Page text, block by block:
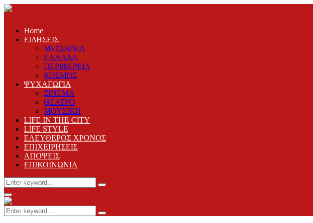
Home
ΕΙΔΗΣΕΙΣ
ΜΕΣΣΗΝΙΑ
ΕΛΛΑΔΑ
ΠΕΡΙΦΕΡΕΙΑ
ΚΟΣΜΟΣ
ΨΥΧΑΓΩΓΙΑ
ΣΙΝΕΜΑ
ΘΕΑΤΡΟ
ΜΟΥΣΙΚΗ
LIFE IN THE CITY
LIFE STYLE
ΕΛΕΥΘΕΡΟΣ ΧΡΟΝΟΣ
ΕΠΙΧΕΙΡΗΣΕΙΣ
ΑΠΟΨΕΙΣ
ΕΠΙΚΟΙΝΩΝΙΑ
Search
for:
Search
Primary
Menu
Search
for:
Search